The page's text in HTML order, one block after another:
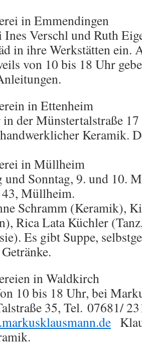
in Emmendingen
Verschl und Ruth
in ihre Werkstätten ein.
von 10 bis 18 Uhr
in Ettenheim
der Münstertalstraße
Keramik.
in Müllheim
und Sonntag, 9. und 10.
Müllheim.
Schramm (Keramik),
Rica Lata Küchler
Es gibt Suppe,
in Waldkirch
10 bis 18 Uhr, bei
35, Tel. 07681/